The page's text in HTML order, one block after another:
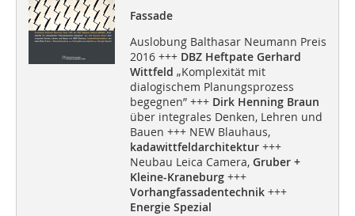
Fassade
Auslobung Balthasar Neumann Preis
2016 +++ DBZ Heftpate Gerhard
Wittfeld „Komplexität mit
dialogischem Planungsprozess
begegnen” +++ Dirk Henning Braun
über integrales Denken, Lehren und
Bauen +++ NEW Blauhaus,
kadawittfeldarchitektur+++
Neubau Leica Camera, Gruber +
Kleine-Kraneburg +++
Vorhangfassadentechnik+++
Energie Spezial